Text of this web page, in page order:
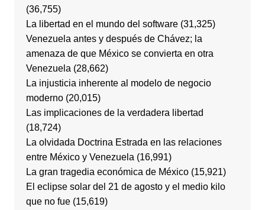
(36,755)
La libertad en el mundo del software (31,325)
Venezuela antes y después de Chávez; la
amenaza de que México se convierta en otra
Venezuela (28,662)
La injusticia inherente al modelo de negocio
moderno (20,015)
Las implicaciones de la verdadera libertad
(18,724)
La olvidada Doctrina Estrada en las relaciones
entre México y Venezuela (16,991)
La gran tragedia económica de México (15,921)
El eclipse solar del 21 de agosto y el medio kilo
que no fue (15,619)